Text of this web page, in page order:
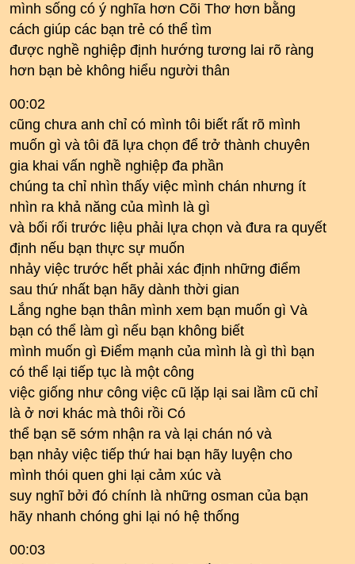
mình sống có ý nghĩa hơn Cõi Thơ hơn bằng
cách giúp các bạn trẻ có thể tìm
được nghề nghiệp định hướng tương lai rõ ràng
hơn bạn bè không hiểu người thân
00:02
cũng chưa anh chỉ có mình tôi biết rất rõ mình
muốn gì và tôi đã lựa chọn để trở thành chuyên
gia khai vấn nghề nghiệp đa phần
chúng ta chỉ nhìn thấy việc mình chán nhưng ít
nhìn ra khả năng của mình là gì
và bối rối trước liệu phải lựa chọn và đưa ra quyết
định nếu bạn thực sự muốn
nhảy việc trước hết phải xác định những điểm
sau thứ nhất bạn hãy dành thời gian
Lắng nghe bạn thân mình xem bạn muốn gì Và
bạn có thể làm gì nếu bạn không biết
mình muốn gì Điểm mạnh của mình là gì thì bạn
có thể lại tiếp tục là một công
việc giống như công việc cũ lặp lại sai lầm cũ chỉ
là ở nơi khác mà thôi rồi Có
thể bạn sẽ sớm nhận ra và lại chán nó và
bạn nhảy việc tiếp thứ hai bạn hãy luyện cho
mình thói quen ghi lại cảm xúc và
suy nghĩ bởi đó chính là những osman của bạn
hãy nhanh chóng ghi lại nó hệ thống
00:03